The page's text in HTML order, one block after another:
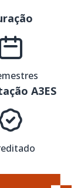
A3ES